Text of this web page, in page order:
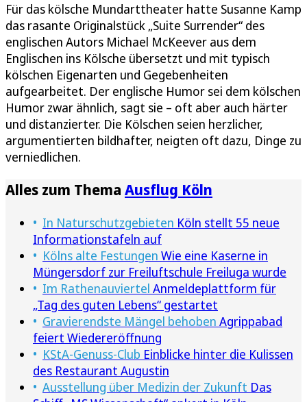
Für das kölsche Mundarttheater hatte Susanne Kamp
das rasante Originalstück „Suite Surrender“ des
englischen Autors Michael McKeever aus dem
Englischen ins Kölsche übersetzt und mit typisch
kölschen Eigenarten und Gegebenheiten
aufgearbeitet. Der englische Humor sei dem kölschen
Humor zwar ähnlich, sagt sie – oft aber auch härter
und distanzierter. Die Kölschen seien herzlicher,
argumentierten bildhafter, neigten oft dazu, Dinge zu
verniedlichen.
Alles zum Thema Ausflug Köln
In Naturschutzgebieten Köln stellt 55 neue
Informationstafeln auf
Kölns alte Festungen Wie eine Kaserne in
Müngersdorf zur Freiluftschule Freiluga wurde
Im Rathenauviertel Anmeldeplattform für
„Tag des guten Lebens“ gestartet
Gravierendste Mängel behoben Agrippabad
feiert Wiedereröffnung
KStA-Genuss-Club Einblicke hinter die Kulissen
des Restaurant Augustin
Ausstellung über Medizin der Zukunft Das